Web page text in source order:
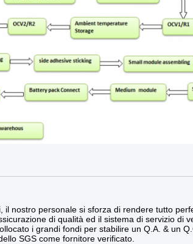
il nostro personale si sforza di rendere tutto
di qualità ed il sistema di servizio di
i grandi fondi per stabilire un Q.A. & un
SGS come fornitore verificato.